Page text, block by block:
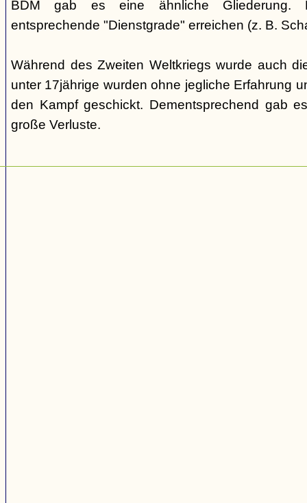
BDM gab es eine ähnliche Gliederung.
entsprechende "Dienstgrade" erreichen (z. B.
Während des Zweiten Weltkriegs wurde auch
unter 17jährige wurden ohne jegliche Erfahrung
den Kampf geschickt. Dementsprechend gab
große Verluste.